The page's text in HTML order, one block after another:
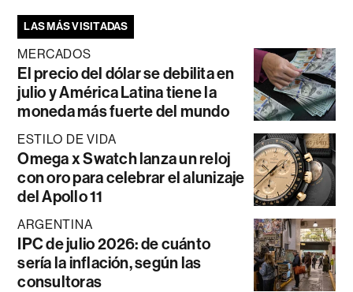
LAS MÁS VISITADAS
MERCADOS
El precio del dólar se debilita en
julio y América Latina tiene la
moneda más fuerte del mundo
ESTILO DE VIDA
Omega x Swatch lanza un reloj
con oro para celebrar el alunizaje
del Apollo 11
ARGENTINA
IPC de julio 2026: de cuánto
sería la inflación, según las
consultoras